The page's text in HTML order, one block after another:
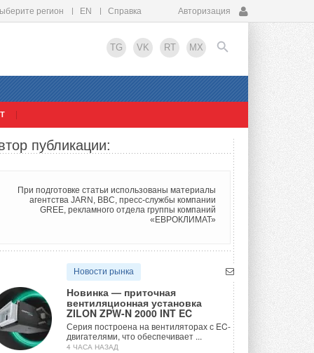
регион EN Справка Авторизация
TG VK RT MX
EN
публикации:
При подготовке статьи использованы материалы
агентства JARN, ВВС, пресс-службы компании
GREE, рекламного отдела группы компаний
«ЕВРОКЛИМАТ»
Новости рынка
Новинка — приточная
вентиляционная установка
ZILON ZPW-N 2000 INT EC
Серия построена на вентиляторах с EC-
двигателями, что обеспечивает ...
4 ЧАСА НАЗАД